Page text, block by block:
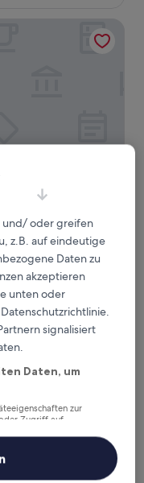
entfernt
Preis
beträgt
58 €
inkl. Steuern & Gebühren
28. Aug.–29. Aug.
und/ oder greifen
z.B. auf eindeutige
Daten zu
akzeptieren
unten oder
signalisiert
Daten, um
zur
Zugriff auf
von Inhalten,
von